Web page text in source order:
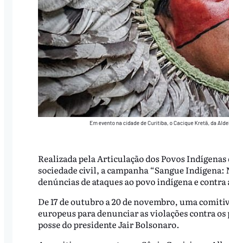
Em evento na cidade de Curitiba, o Cacique Kretã, da
Realizada pela Articulação dos Povos
sociedade civil, a campanha “Sangue
denúncias de ataques ao povo indígena e
De 17 de outubro a 20 de novembro, uma
europeus para denunciar as violações contra
posse do presidente Jair Bolsonaro.